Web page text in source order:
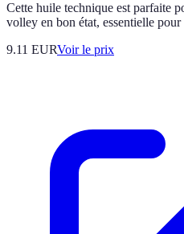
Cette huile technique est parfaite
volley en bon état, essentielle
9.11 EURVoir le prix